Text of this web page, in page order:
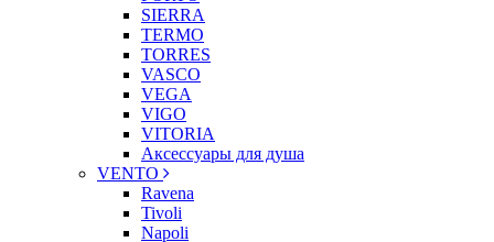
SIERRA
TERMO
TORRES
VASCO
VEGA
VIGO
VITORIA
Аксессуары для душа
VENTO
Ravena
Tivoli
Napoli